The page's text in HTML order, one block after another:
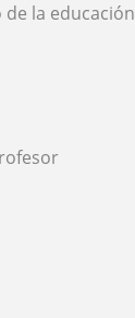
la educación